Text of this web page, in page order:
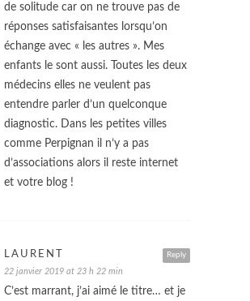
de solitude car on ne trouve pas de
réponses satisfaisantes lorsqu’on
échange avec « les autres ». Mes
enfants le sont aussi. Toutes les deux
médecins elles ne veulent pas
entendre parler d’un quelconque
diagnostic. Dans les petites villes
comme Perpignan il n’y a pas
d’associations alors il reste internet
et votre blog !
Reply
LAURENT
22 janvier 2019 at 23 h 22 min
C’est marrant, j’ai aimé le titre… et je